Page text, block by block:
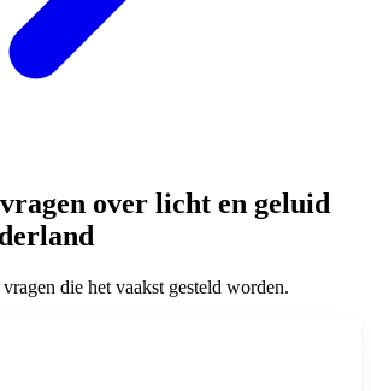
over licht en geluid
die het vaakst gesteld worden.